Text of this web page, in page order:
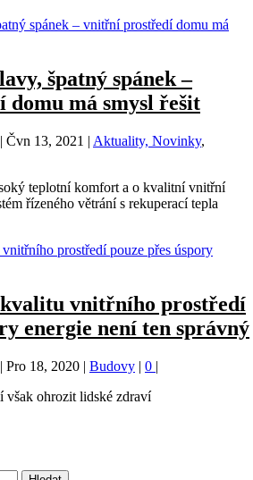
špatný spánek –
má smysl řešit
| Čvn 13, 2021 | Aktuality, Novinky,
teplotní komfort a o kvalitní vnitřní
řízeného větrání s rekuperací tepla
vnitřního prostředí
energie není ten správný
| Pro 18, 2020 | Budovy | 0 |
však ohrozit lidské zdraví